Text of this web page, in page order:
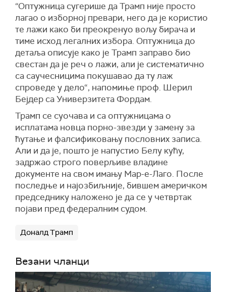
“Оптужница сугерише да Трамп није просто
лагао о изборној превари, него да је користио
те лажи како би преокренуо вољу бирача и
тиме исход легалних избора. Оптужница до
детаља описује како је Трамп заправо био
свестан да је реч о лажи, али је систематично
са саучесницима покушавао да ту лаж
спроведе у дело“, напомиње проф. Шерил
Бејдер са Универзитета Фордам.
Трамп се суочава и са оптужницама о
исплатама новца порно-звезди у замену за
ћутање и фалсификовању пословних записа.
Али и да је, пошто је напустио Белу кућу,
задржао строго поверљиве владине
документе на свом имању Мар-е-Лаго. После
последње и најозбиљније, бившем америчком
председнику наложено је да се у четвртак
појави пред федералним судом.
Доналд Трамп
Везани чланци